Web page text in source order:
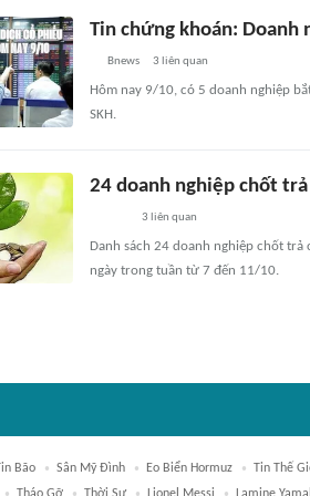
Tin chứng khoán:
Bnews 3 liên quan
Hôm nay 9/10, có 5 doanh nghiệp
SKH.
24 doanh nghiệp chốt
3 liên quan
Danh sách 24 doanh nghiệp chốt trả
ngày trong tuần từ 7 đến 11/10.
Bão Sân Mỹ Đình Eo Biển Hormuz Tin Thế